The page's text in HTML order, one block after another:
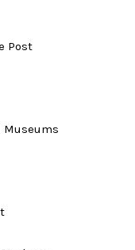
Post
Museums